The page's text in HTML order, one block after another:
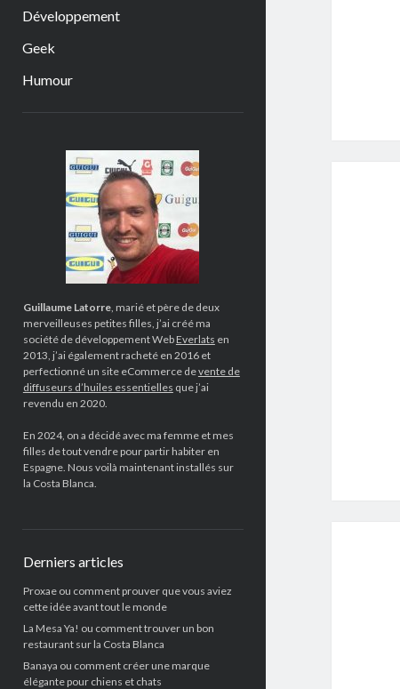
Développement
Geek
Humour
Guillaume Latorre, marié et père de deux
merveilleuses petites filles, j’ai créé ma
société de développement Web Everlats en
2013, j’ai également racheté en 2016 et
perfectionné un site eCommerce devente de
diffuseurs d’huiles essentielles que j’ai
revendu en 2020.
En 2024, on a décidé avec ma femme et mes
filles de tout vendre pour partir habiter en
Espagne. Nous voilà maintenant installés sur
la Costa Blanca.
Derniers articles
Proxae ou comment prouver que vous aviez
cette idée avant tout le monde
La Mesa Ya! ou comment trouver un bon
restaurant sur la Costa Blanca
Banaya ou comment créer une marque
élégante pour chiens et chats